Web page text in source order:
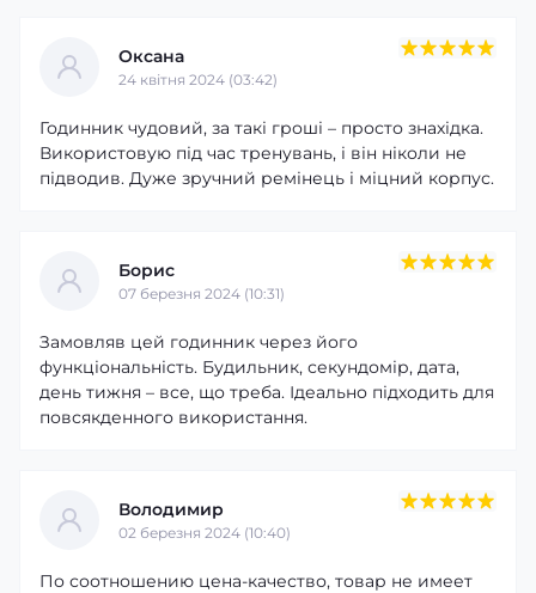
Оксана
24 квітня 2024 (03:42)
Годинник чудовий, за такі гроші – просто знахідка.
Використовую під час тренувань, і він ніколи не
підводив. Дуже зручний ремінець і міцний корпус.
Борис
07 березня 2024 (10:31)
Замовляв цей годинник через його
функціональність. Будильник, секундомір, дата,
день тижня – все, що треба. Ідеально підходить для
повсякденного використання.
Володимир
02 березня 2024 (10:40)
По соотношению цена-качество, товар не имеет